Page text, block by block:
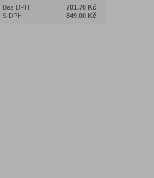
Bez DPH:
701,70 Kč
S DPH:
849,00 Kč